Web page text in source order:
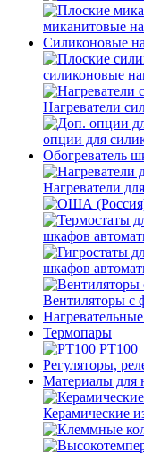
миканитовые
Силиконовые
силиконовые
Нагреватели
опции для
Обогреватель
Нагреватели
шкафов
шкафов
Вентиляторы с
Термопары
PT100
Регуляторы,
Материалы для
Керамические